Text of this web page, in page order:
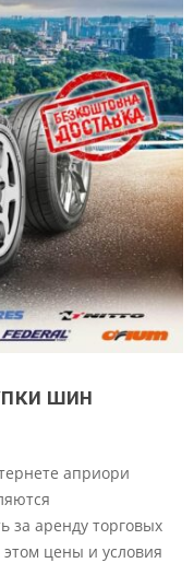
шин
априори
за аренду торговых
цены и условия